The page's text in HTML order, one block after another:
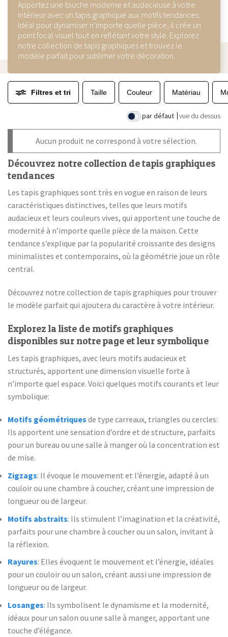
Apportez une touche moderne et audacieuse à votre
intérieur avec un tapis graphique aux motifs tendances.
Idéal pour dynamiser n’importe quelle pièce, il crée un
point focal visuel tout en reflétant votre style. Explorez
notre collection de tapis graphiques et trouvez le
modèle parfait pour sublimer votre décoration.
Filtres et tri Taille Couleur Matériau
par défaut vue du dessus
Aucun produit ne correspond à votre sélection.
Découvrez notre collection de tapis graphiques
tendances
Les tapis graphiques sont très en vogue en raison de leurs
caractéristiques distinctives, telles que leurs motifs
audacieux et leurs couleurs vives, qui apportent une touche de
modernité à n’importe quelle pièce de la maison. Cette
tendance s’explique par la popularité croissante des designs
minimalistes et contemporains, où la géométrie joue un rôle
central.
Découvrez notre collection de tapis graphiques pour trouver
le modèle parfait qui ajoutera du caractère à votre intérieur.
Explorez la liste de motifs graphiques
disponibles sur notre page et leur symbolique
Les tapis graphiques, avec leurs motifs audacieux et
structurés, apportent une dimension visuelle forte à
n’importe quel espace. Voici quelques motifs courants et leur
symbolique:
Motifs géométriques de type carreaux, triangles ou cercles:
Ils apportent une sensation d’ordre et de structure, parfaits
pour un bureau ou une salle à manger où la concentration est
de mise.
Zigzags: Il évoque le mouvement et l’énergie, adapté à un
couloir ou une chambre à coucher, créant une impression de
longueur ou de largeur.
Motifs abstraits: Ils stimulent l’imagination et la créativité,
parfaits pour une chambre à coucher ou un salon, invitant à
la réflexion.
Rayures: Elles évoquent le mouvement et l’énergie, idéales
pour un couloir ou un salon, créant aussi une impression de
longueur ou de largeur.
Losanges: Ils symbolisent le dynamisme et la modernité,
idéaux pour un salon ou une salle à manger, apportant une
touche d’élégance.